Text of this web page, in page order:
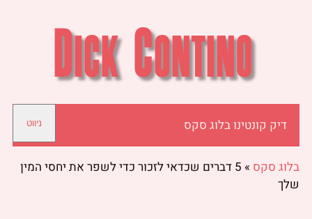
דיק קונטינו בלוג סקס ניווט
בלוג סקס »
5 דברים שכדאי לזכור כדי לשפר את יחסי המין
שלך